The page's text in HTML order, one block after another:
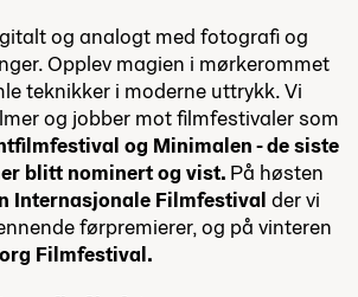
og analogt med fotografi og
Opplev magien i mørkerommet
teknikker i moderne uttrykk. Vi
og jobber mot filmfestivaler som
og Minimalen - de siste
blitt nominert og vist. På høsten
Internasjonale Filmfestival der vi
førpremierer, og på vinteren
Filmfestival.